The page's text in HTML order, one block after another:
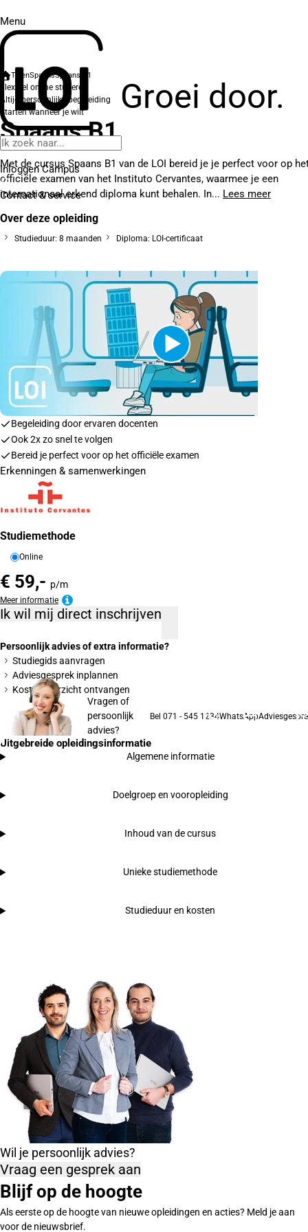
Menu
Groei door.
Inloggen Campus
Contact& service
TalenSpaansSpaans B1
Flexibel online studeren
Altijd persoonlijke begeleiding
Starten wanneer je wilt
Spaans B1
Met de cursus Spaans B1 van de LOI bereid je je perfect voor op
officiële examen van het Instituto Cervantes, waarmee je een
internationaal erkend diploma kunt behalen. In... Lees meer
Over deze opleiding
Studieduur: 8 maanden Diploma: LOI-certificaat
Begeleiding door ervaren docenten
Ook 2x zo snel te volgen
Bereid je perfect voor op het officiële examen
Erkenningen & samenwerkingen
Studiemethode
Online
€ 59,- p/m
Meer informatie
Ik wil mij direct inschrijven
Persoonlijk advies of extra informatie?
Studiegids aanvragen
Adviesgesprek inplannen
Kostenoverzicht ontvangen
Vragen of
persoonlijk
advies?
Bel 071 - 545 1234WhatsApp
Uitgebreide opleidingsinformatie
Algemene informatie
Doelgroep en vooropleiding
Inhoud van de cursus
Unieke studiemethode
Studieduur en kosten
Wil je persoonlijk advies?
Vraag een gesprek aan
Blijf op de hoogte
Als eerste op de hoogte van nieuwe opleidingen en acties? Meld je aan
voor de nieuwsbrief.